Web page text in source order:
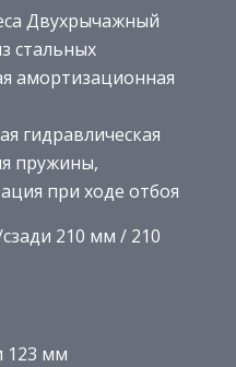
Двухрычажный
стальных
амортизационная
гидравлическая
пружины,
при ходе отбоя
210 мм / 210
123 мм